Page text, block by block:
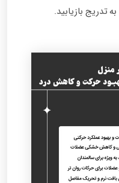
تدریج بازیابید.